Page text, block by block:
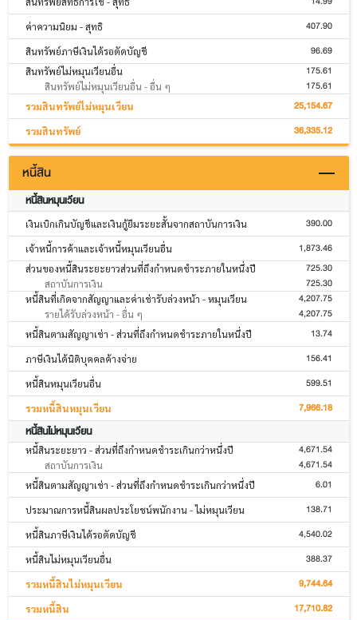
ค่าความนิยม - สุทธิ 407.90
สินทรัพย์ภาษีเงินได้รอตัดบัญชี 96.69
สินทรัพย์ไม่หมุนเวียนอื่น 175.61
สินทรัพย์ไม่หมุนเวียนอื่น - อื่น ๆ 175.61
รวมสินทรัพย์ไม่หมุนเวียน 25,154.67
รวมสินทรัพย์ 36,335.12
หนี้สิน
หนี้สินหมุนเวียน
เงินเบิกเกินบัญชีและเงินกู้ยืมระยะสั้นจากสถาบันการเงิน 390.00
เจ้าหนี้การค้าและเจ้าหนี้หมุนเวียนอื่น 1,873.46
ส่วนของหนี้สินระยะยาวส่วนที่ถึงกำหนดชำระภายในหนึ่งปี 725.30
สถาบันการเงิน 725.30
หนี้สินที่เกิดจากสัญญาและค่าเช่ารับล่วงหน้า - หมุนเวียน 4,207.75
รายได้รับล่วงหน้า - อื่น ๆ 4,207.75
หนี้สินตามสัญญาเช่า - ส่วนที่ถึงกำหนดชำระภายในหนึ่งปี 13.74
ภาษีเงินได้นิติบุคคลค้างจ่าย 156.41
หนี้สินหมุนเวียนอื่น 599.51
รวมหนี้สินหมุนเวียน 7,966.18
หนี้สินไม่หมุนเวียน
หนี้สินระยะยาว - ส่วนที่ถึงกำหนดชำระเกินกว่าหนึ่งปี 4,671.54
สถาบันการเงิน 4,671.54
หนี้สินตามสัญญาเช่า - ส่วนที่ถึงกำหนดชำระเกินกว่าหนึ่งปี 6.01
ประมาณการหนี้สินผลประโยชน์พนักงาน - ไม่หมุนเวียน 138.71
หนี้สินภาษีเงินได้รอตัดบัญชี 4,540.02
หนี้สินไม่หมุนเวียนอื่น 388.37
รวมหนี้สินไม่หมุนเวียน 9,744.64
รวมหนี้สิน 17,710.82